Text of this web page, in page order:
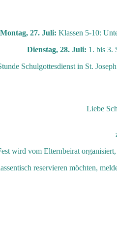
Montag, 27. Juli: Klassen 5-10:
Dienstag, 28. Juli: 1. bis 3.
Schulgottesdienst in St.
Liebe
wird vom Elternbeirat
reservieren möchten,